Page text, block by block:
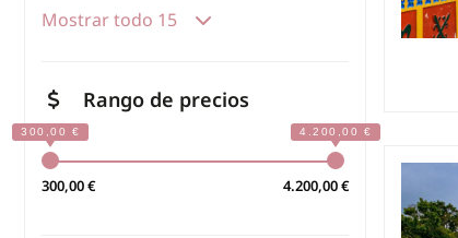
Mostrar todo 15
Rango de precios
300,00 € 4.200,00 €